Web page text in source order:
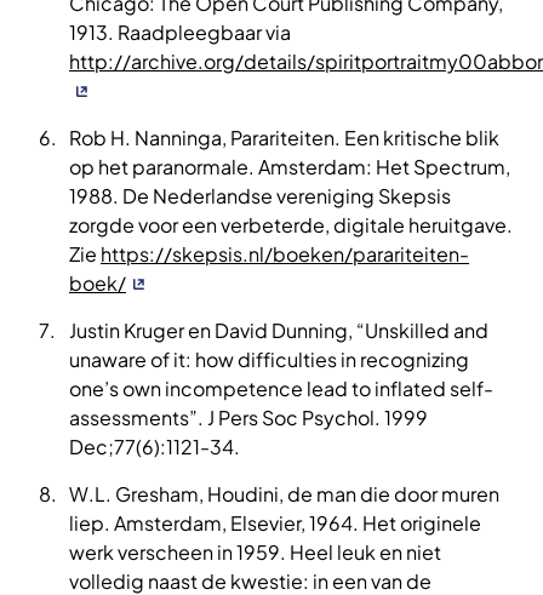
1913. Raadpleegbaar via
http://archive.org/details/
Rob H. Nanninga, Parariteiten. Een kritische blik
op het paranormale. Amsterdam: Het Spectrum,
1988. De Nederlandse vereniging Skepsis
zorgde voor een verbeterde, digitale heruitgave.
Zie https://skepsis.nl/boeken/parariteiten-
boek/
Justin Kruger en David Dunning, “Unskilled and
unaware of it: how difficulties in recognizing
one’s own incompetence lead to inflated self-
assessments”. J Pers Soc Psychol. 1999
Dec;77(6):1121-34.
W.L. Gresham, Houdini, de man die door muren
liep. Amsterdam, Elsevier, 1964. Het originele
werk verscheen in 1959. Heel leuk en niet
volledig naast de kwestie: in een van de